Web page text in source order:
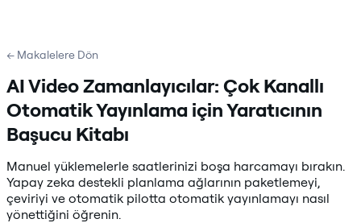
← Makalelere Dön
AI Video Zamanlayıcılar: Çok Kanallı
Otomatik Yayınlama için Yaratıcının
Başucu Kitabı
Manuel yüklemelerle saatlerinizi boşa harcamayı bırakın.
Yapay zeka destekli planlama ağlarının paketlemeyi,
çeviriyi ve otomatik pilotta otomatik yayınlamayı nasıl
yönettiğini öğrenin.